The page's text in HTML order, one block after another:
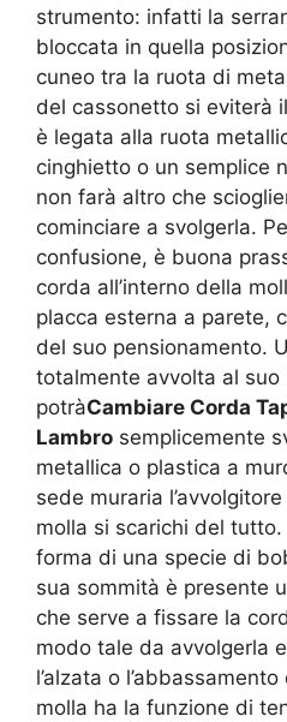
strumento: infatti la
bloccata in quella
cuneo tra la ruota di
del cassonetto si eviterà
è legata alla ruota
cinghietto o un semplice
non farà altro che
cominciare a svolgerla.
confusione, è buona
corda all’interno della
placca esterna a parete,
del suo pensionamento.
totalmente avvolta al suo
potràCambiare Corda
Lambro semplicemente
metallica o plastica a
sede muraria
molla si scarichi del
forma di una specie di
sua sommità è presente
che serve a fissare la
modo tale da avvolgerla
l’alzata o
molla ha la funzione di